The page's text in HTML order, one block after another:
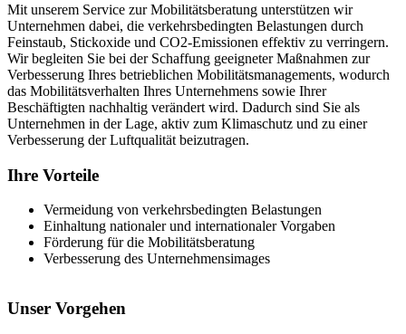
Mit unserem Service zur Mobilitätsberatung unterstützen wir
Unternehmen dabei, die verkehrsbedingten Belastungen durch
Feinstaub, Stickoxide und CO2-Emissionen effektiv zu verringern.
Wir begleiten Sie bei der Schaffung geeigneter Maßnahmen zur
Verbesserung Ihres betrieblichen Mobilitätsmanagements, wodurch
das Mobilitätsverhalten Ihres Unternehmens sowie Ihrer
Beschäftigten nachhaltig verändert wird. Dadurch sind Sie als
Unternehmen in der Lage, aktiv zum Klimaschutz und zu einer
Verbesserung der Luftqualität beizutragen.
Ihre Vorteile
Vermeidung von verkehrsbedingten Belastungen
Einhaltung nationaler und internationaler Vorgaben
Förderung für die Mobilitätsberatung
Verbesserung des Unternehmensimages
Unser Vorgehen